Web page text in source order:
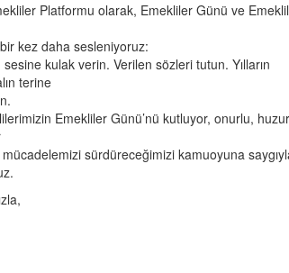
Platformu olarak, Emekliler Günü ve
kez daha sesleniyoruz:
kulak verin. Verilen sözleri tutun. Yılların
terine
Emekliler Günü’nü kutluyor, onurlu,
sürdüreceğimizi kamuoyuna